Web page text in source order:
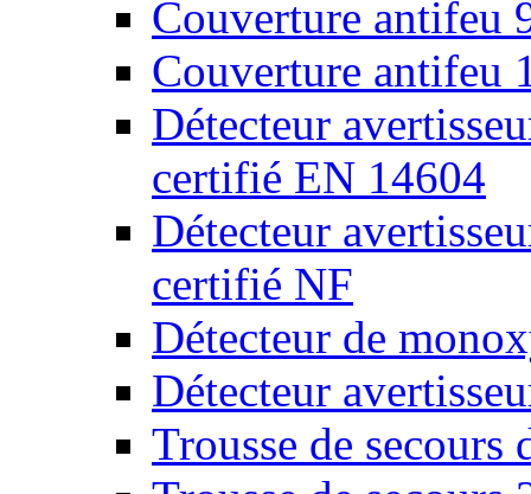
Couverture antifeu
Couverture antifeu
Détecteur
certifié EN 14604
Détecteur
certifié NF
Détecteur de
Détecteur
Trousse de secours